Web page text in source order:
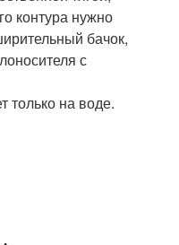
контура нужно
бачок,
с
только на воде.